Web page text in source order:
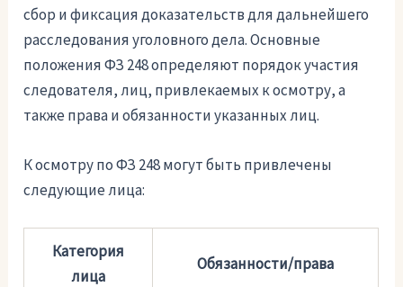
сбор и фиксация доказательств для дальнейшего
расследования уголовного дела. Основные
положения ФЗ 248 определяют порядок участия
следователя, лиц, привлекаемых к осмотру, а
также права и обязанности указанных лиц.
К осмотру по ФЗ 248 могут быть привлечены
следующие лица:
Категория
лица
Обязанности/права